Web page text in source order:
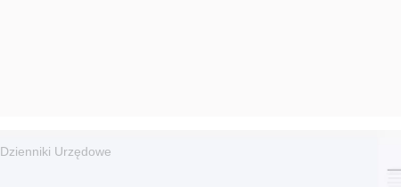
Dzienniki Urzędowe